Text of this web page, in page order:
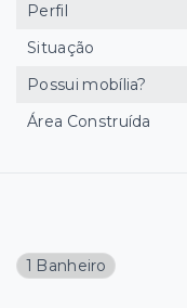
1 Banheiro
Perfil
Situação
Possui mobília?
Área Construída